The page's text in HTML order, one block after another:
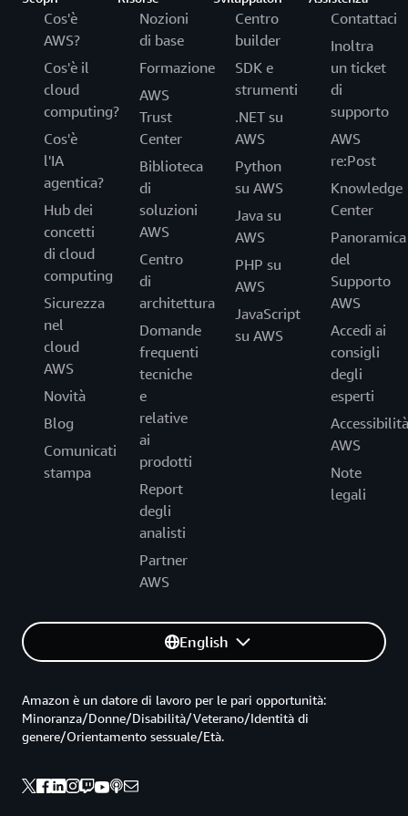
Cos'è
AWS?
Cos'è il
cloud
computing?
Cos'è
l'IA
agentica?
Hub dei
concetti
di cloud
computing
Sicurezza
nel
cloud
AWS
Novità
Blog
Comunicati
stampa
Nozioni
di base
Formazione
AWS
Trust
Center
Biblioteca
di
soluzioni
AWS
Centro
di
architettura
Domande
frequenti
tecniche
e
relative
ai
prodotti
Report
degli
analisti
Partner
AWS
Centro
builder
SDK e
strumenti
.NET su
AWS
Python
su AWS
Java su
AWS
PHP su
AWS
JavaScript
su AWS
Contattaci
Inoltra
un ticket
di
supporto
AWS
re:Post
Knowledge
Center
Panoramica
del
Supporto
AWS
Accedi ai
consigli
degli
esperti
Accessibilità
AWS
Note
legali
English
Amazon è un datore di lavoro per le pari opportunità:
Minoranza/Donne/Disabilità/Veterano/Identità di
genere/Orientamento sessuale/Età.